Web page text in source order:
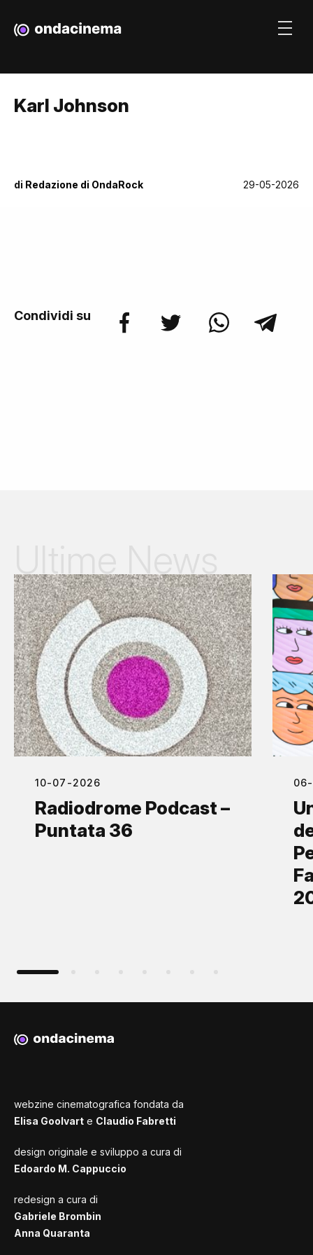
Karl Johnson
di Redazione di OndaRock 29-05-2026
Condividi su
10-07-2026
Radiodrome Podcast –
Puntata 36
webzine cinematografica fondata da
Elisa Goolvart e Claudio Fabretti
design originale e sviluppo a cura di
Edoardo M. Cappuccio
redesign a cura di
Gabriele Brombin
Anna Quaranta